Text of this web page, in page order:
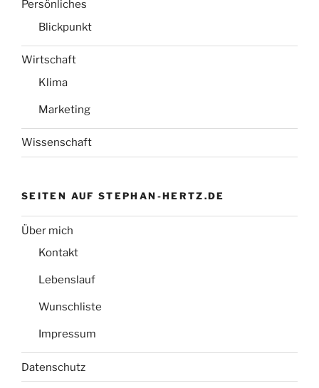
Persönliches
Blickpunkt
Wirtschaft
Klima
Marketing
Wissenschaft
SEITEN AUF STEPHAN-HERTZ.DE
Über mich
Kontakt
Lebenslauf
Wunschliste
Impressum
Datenschutz